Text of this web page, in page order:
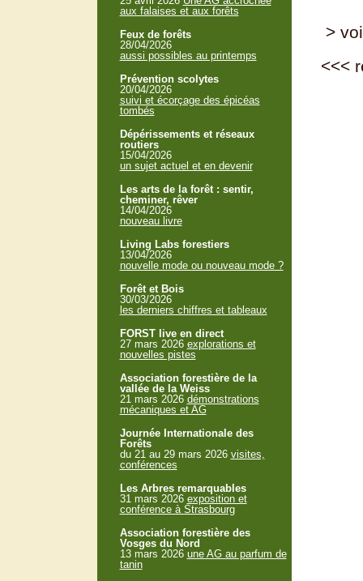
>
<<<
aux falaises et aux forêts
Feux de forêts
28/04/2026
aussi possibles au printemps
Prévention scolytes
20/04/2026
suivi et écorçage des épicéas
tombés
Dépérissements et réseaux
routiers
15/04/2026
un sujet actuel et en devenir
Les arts de la forêt : sentir,
cheminer, rêver
14/04/2026
nouveau livre
Living Labs forestiers
13/04/2026
nouvelle mode ou nouveau mode ?
Forêt et Bois
30/03/2026
les derniers chiffres et tableaux
FORST live en direct
27 mars 2026 explorations et
nouvelles pistes
Association forestière de la
vallée de la Weiss
21 mars 2026 démonstrations
mécaniques et AG
Journée Internationale des
Forêts
du 21 au 29 mars 2026 visites,
conférences
Les Arbres remarquables
31 mars 2026 exposition et
conférence à Strasbourg
Association forestière des
Vosges du Nord
13 mars 2026 une AG au parfum de
tanin